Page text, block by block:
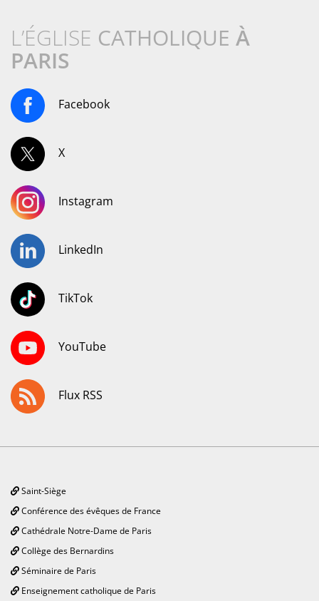
L’ÉGLISE CATHOLIQUE À
PARIS
Facebook
X
Instagram
LinkedIn
TikTok
YouTube
Flux RSS
Saint-Siège
Conférence des évêques de France
Cathédrale Notre-Dame de Paris
Collège des Bernardins
Séminaire de Paris
Enseignement catholique de Paris